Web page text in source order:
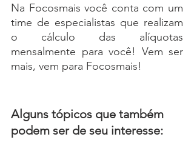
Na Focosmais você conta com um
time de especialistas que realizam
o cálculo das alíquotas
mensalmente para você! Vem ser
mais, vem para Focosmais!
Alguns tópicos que também
podem ser de seu interesse: